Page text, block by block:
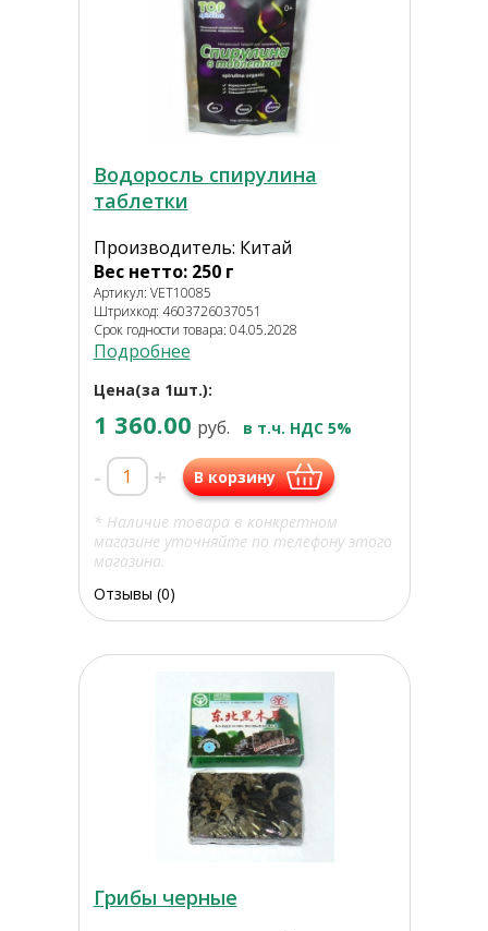
Водоросль спирулина
таблетки
Производитель: Китай
Вес нетто: 250 г
Артикул: VET10085
Штрихкод: 4603726037051
Срок годности товара: 04.05.2028
Подробнее
Цена(за 1шт.):
1 360.00 руб. в т.ч. НДС 5%
- + В корзину
* Наличие товара в конкретном
магазине уточняйте по телефону этого
магазина.
Отзывы (0)
Грибы черные